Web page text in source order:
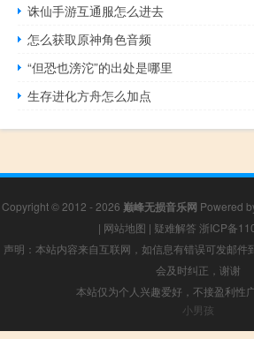
诛仙手游互通服怎么进去
怎么获取原神角色音频
“但恐也滂沱”的出处是哪里
生存进化方舟怎么加点
Copyright © 2012 - 2026 巅峰无损音乐网 Powered
| 网站地图 | 疑难解答 浙ICP备
声明：本站内容来自互联网，如信息有错误可发邮
会及时纠正，谢谢
本站仅为个人兴趣爱好，不接盈利性
小男孩